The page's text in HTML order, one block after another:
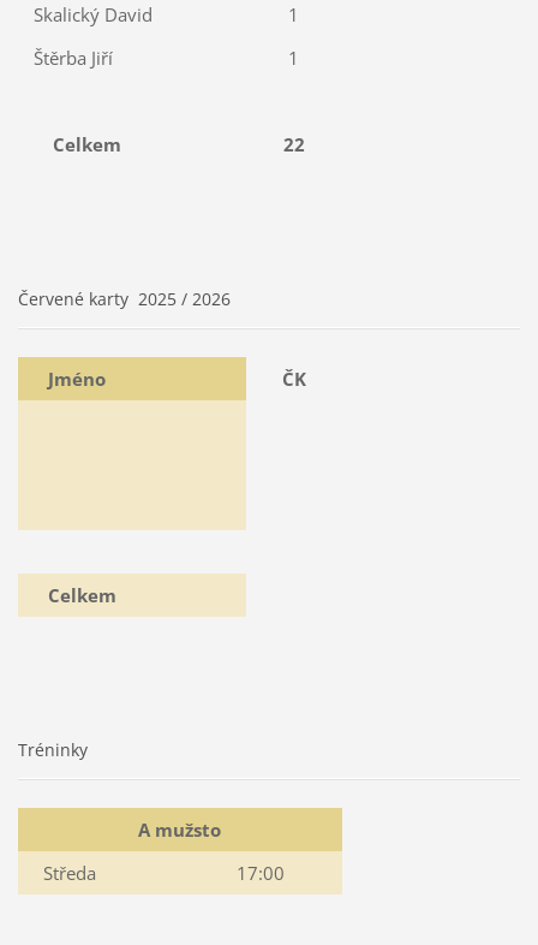
Skalický David
1
Štěrba Jiří
1
Celkem 22
Červené karty 2025 / 2026
Jméno ČK
Celkem
Tréninky
A mužsto
Středa
17:00